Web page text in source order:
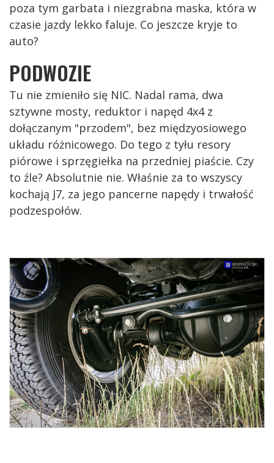
poza tym garbata i niezgrabna maska, która w
czasie jazdy lekko faluje. Co jeszcze kryje to
auto?
PODWOZIE
Tu nie zmieniło się NIC. Nadal rama, dwa
sztywne mosty, reduktor i napęd 4x4 z
dołączanym "przodem", bez międzyosiowego
układu różnicowego. Do tego z tyłu resory
piórowe i sprzęgiełka na przedniej piaście. Czy
to źle? Absolutnie nie. Właśnie za to wszyscy
kochają J7, za jego pancerne napędy i trwałość
podzespołów.